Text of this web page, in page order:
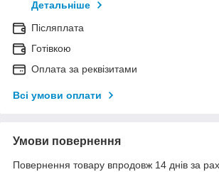
Детальніше
Післяплата
Готівкою
Оплата за реквізитами
Всі умови оплати
Умови повернення
Повернення товару впродовж 14 днів за